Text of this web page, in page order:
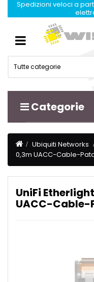
Spedizioni veloci a
Tutte categorie
Categorie
Toggle
Ubiquiti Networks
0,3m UACC-Cable-
UniFi
UACC-Cable-